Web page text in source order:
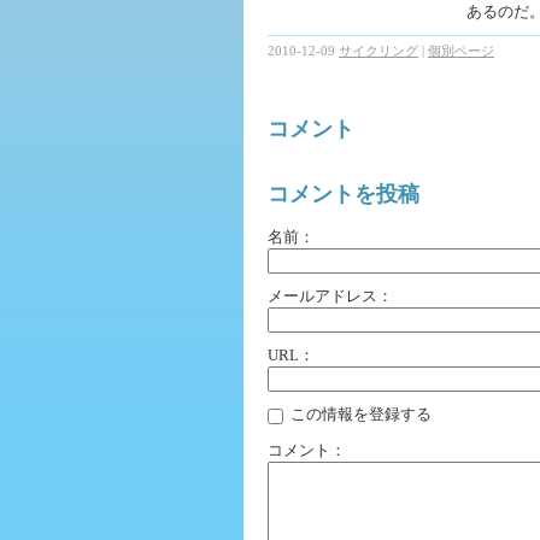
あるのだ
2010-12-09 サイクリング | 個別ページ
コメント
コメントを投稿
名前：
メールアドレス：
URL：
この情報を登録する
コメント：